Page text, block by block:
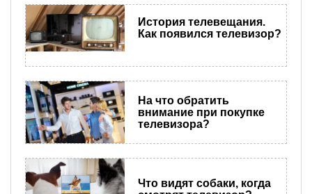
История телевещания.
Как появился телевизор?
На что обратить
внимание при покупке
телевизора?
Что видят собаки, когда